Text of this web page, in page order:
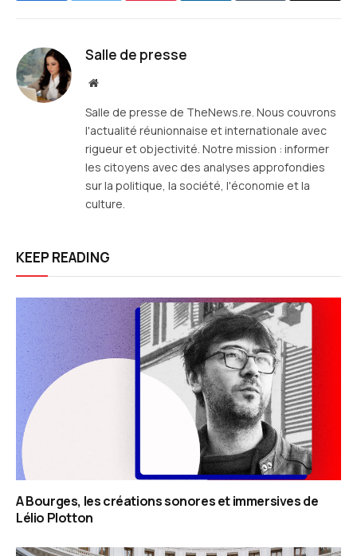
Salle de presse
Site
Salle de presse de TheNews.re. Nous couvrons
l'actualité réunionnaise et internationale avec
rigueur et objectivité. Notre mission : informer
les citoyens avec des analyses approfondies
sur la politique, la société, l'économie et la
culture.
KEEP READING
A Bourges, les créations sonores et immersives de
Lélio Plotton